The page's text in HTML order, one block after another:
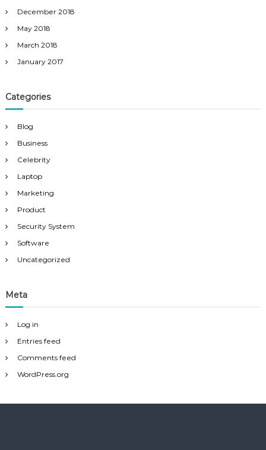
December 2018
May 2018
March 2018
January 2017
Categories
Blog
Business
Celebrity
Laptop
Marketing
Product
Security System
Software
Uncategorized
Meta
Log in
Entries feed
Comments feed
WordPress.org